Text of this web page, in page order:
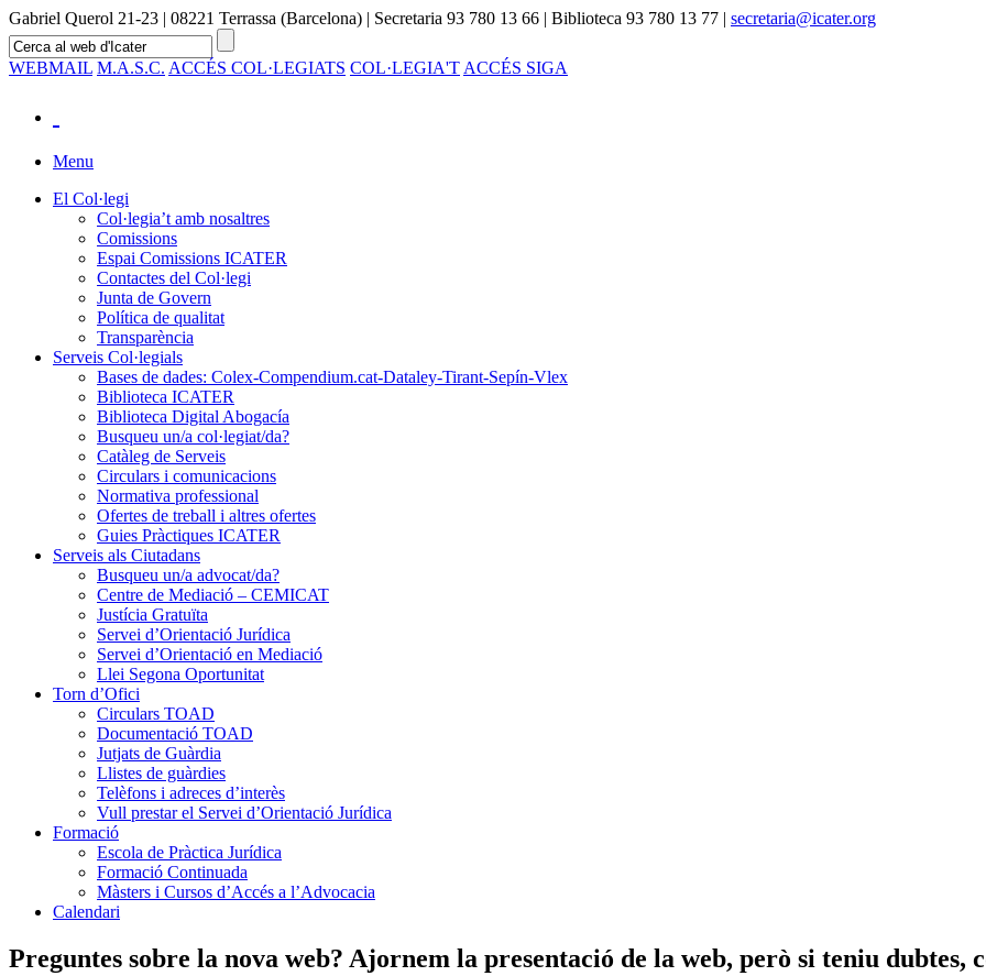
Gabriel Querol 21-23 | 08221 Terrassa (Barcelona) | Secretaria 93 780 13 66 | Biblioteca 93 780 13 77 | secretaria@icater.org
WEBMAIL M.A.S.C. ACCÉS COL·LEGIATS COL·LEGIA'T ACCÉS SIGA
Menu
El Col·legi
Col·legia’t amb nosaltres
Comissions
Espai Comissions ICATER
Contactes del Col·legi
Junta de Govern
Política de qualitat
Transparència
Serveis Col·legials
Bases de dades: Colex-Compendium.cat-Dataley-Tirant-Sepín-Vlex
Biblioteca ICATER
Biblioteca Digital Abogacía
Busqueu un/a col·legiat/da?
Catàleg de Serveis
Circulars i comunicacions
Normativa professional
Ofertes de treball i altres ofertes
Guies Pràctiques ICATER
Serveis als Ciutadans
Busqueu un/a advocat/da?
Centre de Mediació – CEMICAT
Justícia Gratuïta
Servei d’Orientació Jurídica
Servei d’Orientació en Mediació
Llei Segona Oportunitat
Torn d’Ofici
Circulars TOAD
Documentació TOAD
Jutjats de Guàrdia
Llistes de guàrdies
Telèfons i adreces d’interès
Vull prestar el Servei d’Orientació Jurídica
Formació
Escola de Pràctica Jurídica
Formació Continuada
Màsters i Cursos d’Accés a l’Advocacia
Calendari
Preguntes sobre la nova web? Ajornem la presentació de la web, però si teniu dubtes,